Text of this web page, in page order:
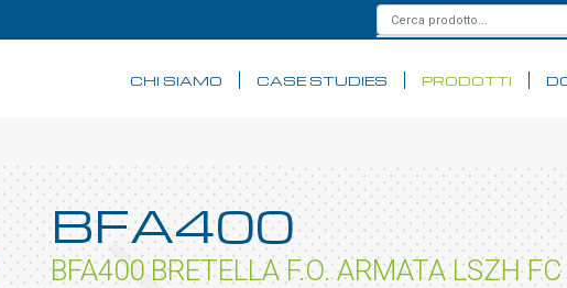
CHI SIAMO CASE STUDIES PRODOTTI
BFA400
BFA400 BRETELLA F.O. ARMATA LSZH